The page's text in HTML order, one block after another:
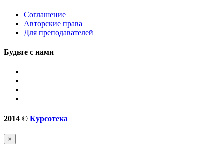
Соглашение
Авторские права
Для преподавателей
Будьте с нами
2014 © Курсотека
×